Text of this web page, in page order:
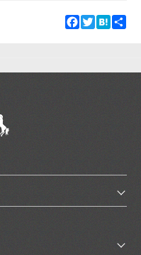
Facebook
TwitterHatena